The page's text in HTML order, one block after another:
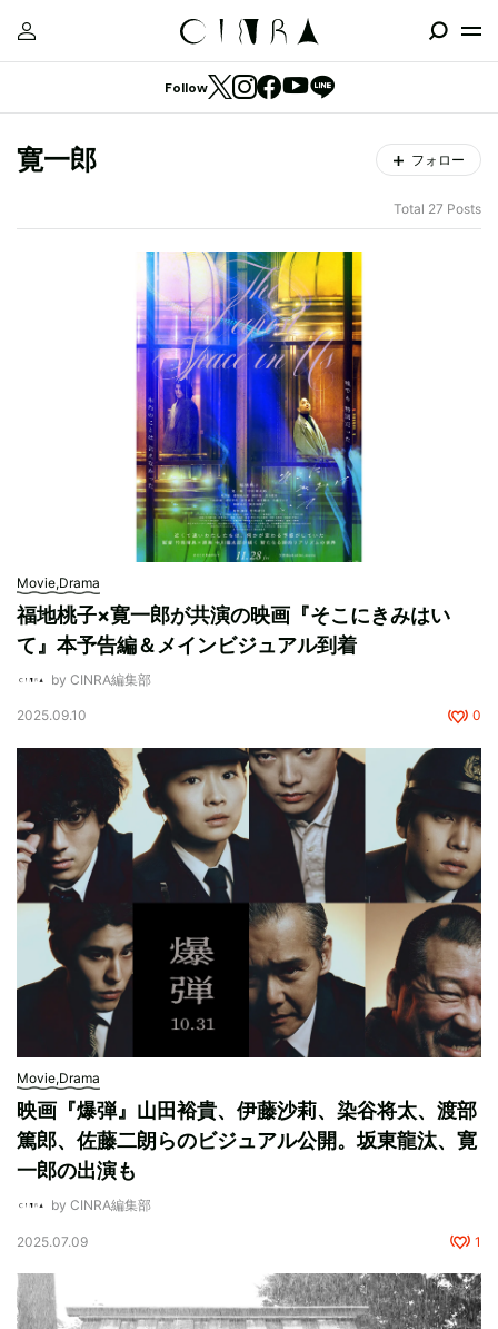
Follow
寛一郎 フォロー
Total 27 Posts
Movie,Drama
福地桃子×寛一郎が共演の映画『そこにきみはい
て』本予告編＆メインビジュアル到着
by CINRA編集部
2025.09.10 0
Movie,Drama
映画『爆弾』山田裕貴、伊藤沙莉、染谷将太、渡部
篤郎、佐藤二朗らのビジュアル公開。坂東龍汰、寛
一郎の出演も
by CINRA編集部
2025.07.09 1